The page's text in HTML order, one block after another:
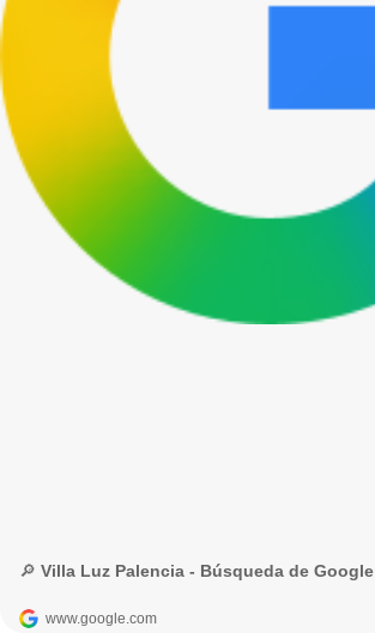
🔎 Villa Luz Palencia - Búsqueda de Google
www.google.com